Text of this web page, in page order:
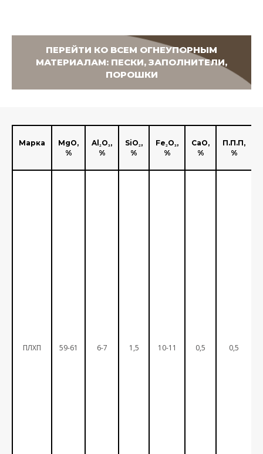
ПЕРЕЙТИ КО ВСЕМ ОГНЕУПОРНЫМ
МАТЕРИАЛАМ: ПЕСКИ, ЗАПОЛНИТЕЛИ,
ПОРОШКИ
Марка
MgO,
%
Al₂O₃,
%
SiO₂,
%
Fe₂O₃,
%
CaO,
%
П.П.П,
%
ПЛХП 59-61 6-7 1,5 10-11 0,5 0,5